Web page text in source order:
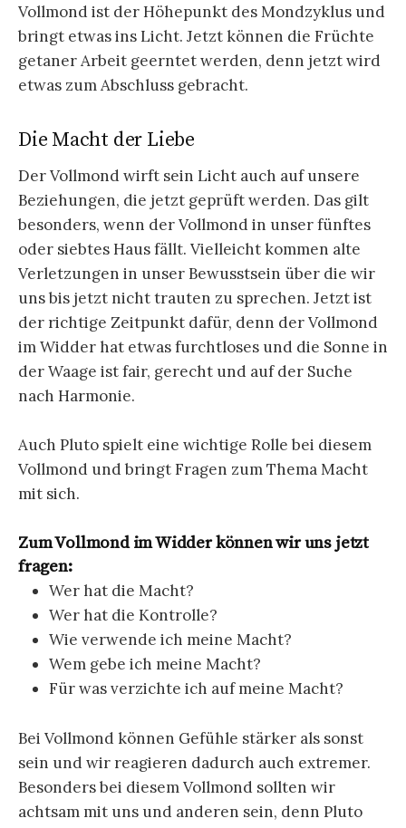
Vollmond ist der Höhepunkt des Mondzyklus und
bringt etwas ins Licht. Jetzt können die Früchte
getaner Arbeit geerntet werden, denn jetzt wird
etwas zum Abschluss gebracht.
Die Macht der Liebe
Der Vollmond wirft sein Licht auch auf unsere
Beziehungen, die jetzt geprüft werden. Das gilt
besonders, wenn der Vollmond in unser fünftes
oder siebtes Haus fällt. Vielleicht kommen alte
Verletzungen in unser Bewusstsein über die wir
uns bis jetzt nicht trauten zu sprechen. Jetzt ist
der richtige Zeitpunkt dafür, denn der Vollmond
im Widder hat etwas furchtloses und die Sonne in
der Waage ist fair, gerecht und auf der Suche
nach Harmonie.
Auch Pluto spielt eine wichtige Rolle bei diesem
Vollmond und bringt Fragen zum Thema Macht
mit sich.
Zum Vollmond im Widder können wir uns jetzt
fragen:
Wer hat die Macht?
Wer hat die Kontrolle?
Wie verwende ich meine Macht?
Wem gebe ich meine Macht?
Für was verzichte ich auf meine Macht?
Bei Vollmond können Gefühle stärker als sonst
sein und wir reagieren dadurch auch extremer.
Besonders bei diesem Vollmond sollten wir
achtsam mit uns und anderen sein, denn Pluto